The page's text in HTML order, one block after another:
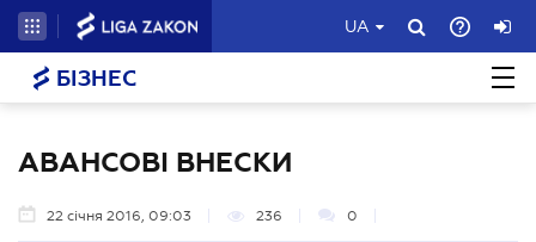
UA
БІЗНЕС
АВАНСОВІ ВНЕСКИ
22 січня 2016, 09:03 236 0